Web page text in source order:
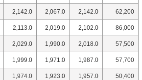
2,142.0 2,067.0 2,142.0 62,200
2,113.0 2,019.0 2,102.0 86,000
2,029.0 1,990.0 2,018.0 57,500
1,999.0 1,971.0 1,987.0 57,700
1,974.0 1,923.0 1,957.0 50,400